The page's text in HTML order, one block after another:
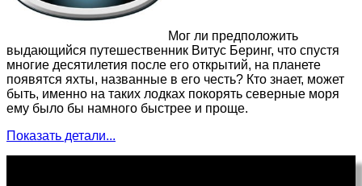
Мог ли предположить
выдающийся путешественник Витус Беринг, что спустя
многие десятилетия после его открытий, на планете
появятся яхты, названные в его честь? Кто знает, может
быть, именно на таких лодках покорять северные моря
ему было бы намного быстрее и проще.
Показать детали...